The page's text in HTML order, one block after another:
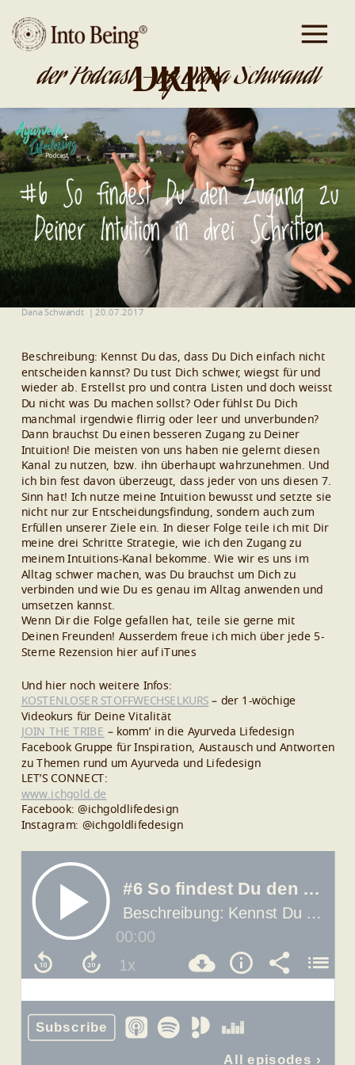
DA IST GOLD
DRIN
der Podcast - by Dana Schwandt
Dana Schwandt 20.07.2017
Beschreibung: Kennst Du das, dass Du Dich einfach nicht
entscheiden kannst? Du tust Dich schwer, wiegst für und
wieder ab. Erstellst pro und contra Listen und doch weisst
Du nicht was Du machen sollst? Oder fühlst Du Dich
manchmal irgendwie flirrig oder leer und unverbunden?
Dann brauchst Du einen besseren Zugang zu Deiner
Intuition! Die meisten von uns haben nie gelernt diesen
Kanal zu nutzen, bzw. ihn überhaupt wahrzunehmen. Und
ich bin fest davon überzeugt, dass jeder von uns diesen 7.
Sinn hat! Ich nutze meine Intuition bewusst und setzte sie
nicht nur zur Entscheidungsfindung, sondern auch zum
Erfüllen unserer Ziele ein. In dieser Folge teile ich mit Dir
meine drei Schritte Strategie, wie ich den Zugang zu
meinem Intuitions-Kanal bekomme. Wie wir es uns im
Alltag schwer machen, was Du brauchst um Dich zu
verbinden und wie Du es genau im Alltag anwenden und
umsetzen kannst.
Wenn Dir die Folge gefallen hat, teile sie gerne mit
Deinen Freunden! Ausserdem freue ich mich über jede 5-
Sterne Rezension hier auf iTunes
Und hier noch weitere Infos:
KOSTENLOSER STOFFWECHSELKURS – der 1-wöchige
Videokurs für Deine Vitalität
JOIN THE TRIBE – komm’ in die Ayurveda Lifedesign
Facebook Gruppe für Inspiration, Austausch und Antworten
zu Themen rund um Ayurveda und Lifedesign
LET’S CONNECT:
www.ichgold.de
Facebook: @ichgoldlifedesign
Instagram: @ichgoldlifedesign